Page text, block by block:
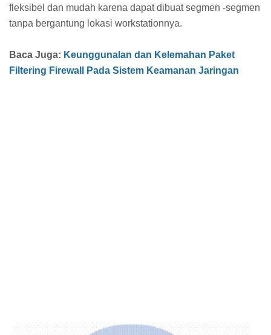
fleksibel dan mudah karena dapat dibuat segmen -segmen
tanpa bergantung lokasi workstationnya.
Baca Juga: Keunggunalan dan Kelemahan Paket
Filtering Firewall Pada Sistem Keamanan Jaringan